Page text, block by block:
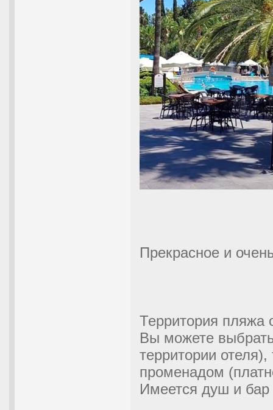
Прекрасное и
Территория пляжа
Вы можете
территории
променадом
Имеется душ и бар